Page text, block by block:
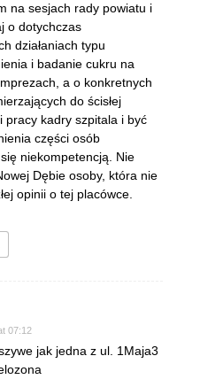
na sesjach rady powiatu i
o dotychczas
działaniach typu
i badanie cukru na
a o konkretnych
do ścisłej
pracy kadry szpitala i być
części osób
niekompetencją. Nie
Dębie osoby, która nie
opinii o tej placówce.
07:12
jak jedna z ul. 1Maja3